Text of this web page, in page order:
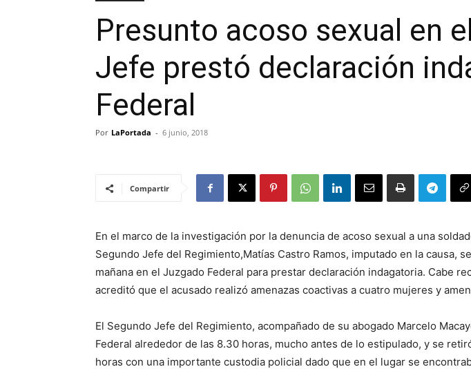
Presunto acoso sexual en
Jefe prestó declaración
Federal
Por LaPortada - 6 junio, 2018
Compartir
En el marco de la investigación por la denuncia de acoso sexual a una
Segundo Jefe del Regimiento,Matías Castro Ramos, imputado en la causa,
mañana en el Juzgado Federal para prestar declaración indagatoria. Cabe
acreditó que el acusado realizó amenazas coactivas a cuatro mujeres y
El Segundo Jefe del Regimiento, acompañado de su abogado Marcelo
Federal alrededor de las 8.30 horas, mucho antes de lo estipulado, y se
horas con una importante custodia policial dado que en el lugar se